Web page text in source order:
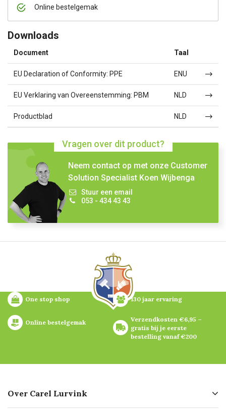
Online bestelgemak
Downloads
Document Taal
EU Declaration of Conformity: PPE ENU
EU Verklaring van Overeenstemming: PBM NLD
Productblad NLD
Vragen over dit product?
Neem contact op met onze Customer
Solution Specialist Koen Wijbenga
Stuur een email
053 - 434 43 43
One stop shop 130 jaar ervaring
Online bestelgemak
Verzendkosten €6,95 –
gratis bij je eerste
bestelling vanaf €200
Over Carel Lurvink